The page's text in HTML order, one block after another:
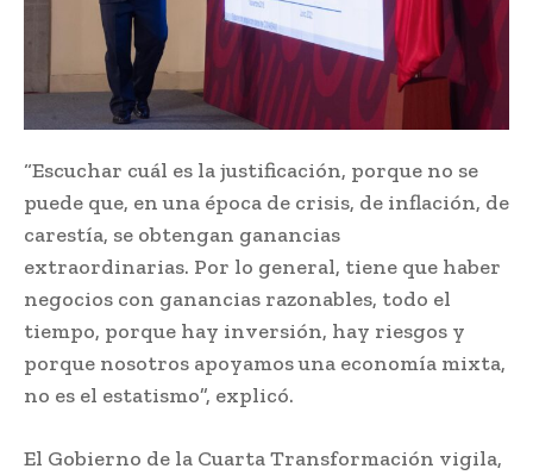
“Escuchar cuál es la justificación, porque no se
puede que, en una época de crisis, de inflación, de
carestía, se obtengan ganancias
extraordinarias. Por lo general, tiene que haber
negocios con ganancias razonables, todo el
tiempo, porque hay inversión, hay riesgos y
porque nosotros apoyamos una economía mixta,
no es el estatismo”, explicó.
El Gobierno de la Cuarta Transformación vigila,